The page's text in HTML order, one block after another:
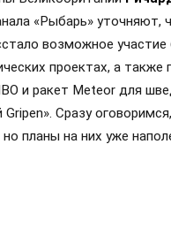
«Рыбарь» уточняют,
возможное участие
проектах, а также
и ракет Meteor для
Gripen». Сразу
планы на них уже